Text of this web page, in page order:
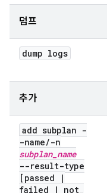
덤프
dump logs
추가
add subplan -
-name/-n
subplan_ name
--result-type
[passed
|
failed
| not_